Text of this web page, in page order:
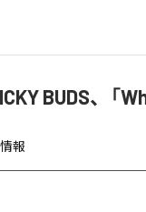
BUDS、「
報